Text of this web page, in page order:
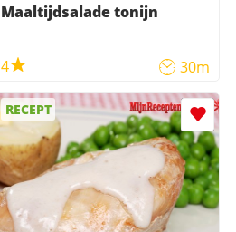
Maaltijdsalade tonijn
4 30m
RECEPT